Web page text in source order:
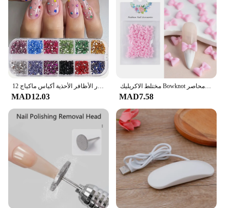
12 شبكة متلألئة كريستال مسمار الفن الراين فلاتباك الأحجار الكريمة الملونة تنوعا الديكور الأظافر الأحذية أكياس ماكياج
MAD12.03
مختلط الاكريليك Bowknot ثلاثية الأبعاد مسمار الفن زينة زهرة الراتنج السحر خرز ذهبي الكافيار اللؤلؤ مختلط الراين اكسسوارات محاصر
MAD7.58